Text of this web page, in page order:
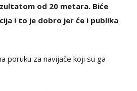
od 20 metara. Biće
i to je dobro jer će i publika
poruku za navijače koji su ga